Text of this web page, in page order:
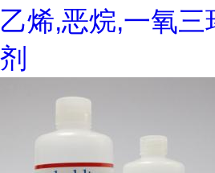
乙烯,恶烷,一氧三
剂